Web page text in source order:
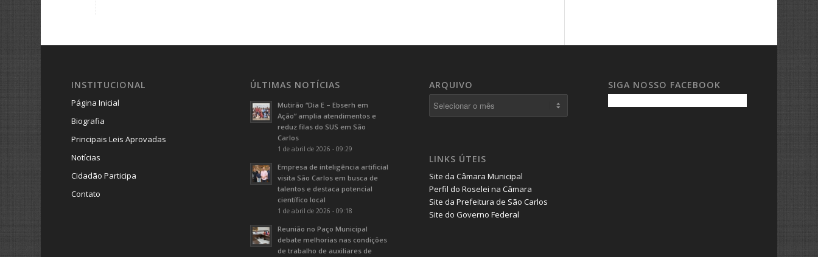
INSTITUCIONAL
Página Inicial
Biografia
Principais Leis Aprovadas
Notícias
Cidadão Participa
Contato
ÚLTIMAS NOTÍCIAS
Mutirão “Dia E – Ebserh em
Ação” amplia atendimentos e
reduz filas do SUS em São
Carlos
1 de abril de 2026 - 09:29
Empresa de inteligência artificial
visita São Carlos em busca de
talentos e destaca potencial
científico local
1 de abril de 2026 - 09:18
Reunião no Paço Municipal
debate melhorias nas condições
de trabalho de auxiliares de
ARQUIVO
LINKS ÚTEIS
Site da Câmara Municipal
Perfil do Roselei na Câmara
Site da Prefeitura de São Carlos
Site do Governo Federal
SIGA NOSSO FACEBOOK